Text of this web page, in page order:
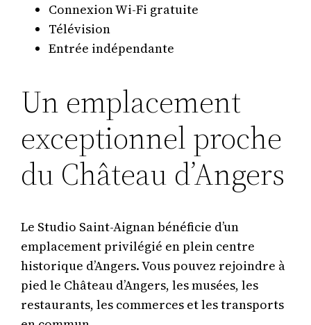
Connexion Wi-Fi gratuite
Télévision
Entrée indépendante
Un emplacement
exceptionnel proche
du Château d’Angers
Le Studio Saint-Aignan bénéficie d’un
emplacement privilégié en plein centre
historique d’Angers. Vous pouvez rejoindre à
pied le Château d’Angers, les musées, les
restaurants, les commerces et les transports